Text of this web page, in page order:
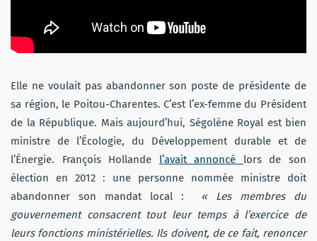
Elle ne voulait pas abandonner son poste de présidente de
sa région, le Poitou-Charentes. C’est l’ex-femme du Président
de la République. Mais aujourd’hui, Ségolène Royal est bien
ministre de l’Écologie, du Développement durable et de
l’Énergie. François Hollande l’avait annoncé lors de son
élection en 2012 : une personne nommée ministre doit
abandonner son mandat local :
« Les membres du
gouvernement consacrent tout leur temps à l’exercice de
leurs fonctions ministérielles. Ils doivent, de ce fait, renoncer